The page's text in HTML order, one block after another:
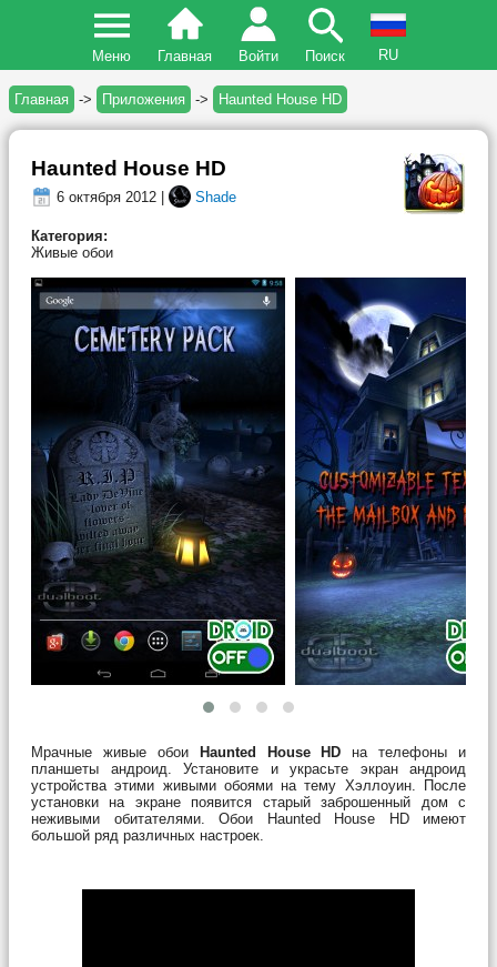
Меню Главная Войти Поиск RU
Главная -> Приложения -> Haunted House HD
Haunted House HD
6 октября 2012 | Shade
Категория:
Живые обои
Мрачные живые обои Haunted House HD на телефоны и
планшеты андроид. Установите и украсьте экран андроид
устройства этими живыми обоями на тему Хэллоуин. После
установки на экране появится старый заброшенный дом с
неживыми обитателями. Обои Haunted House HD имеют
большой ряд различных настроек.